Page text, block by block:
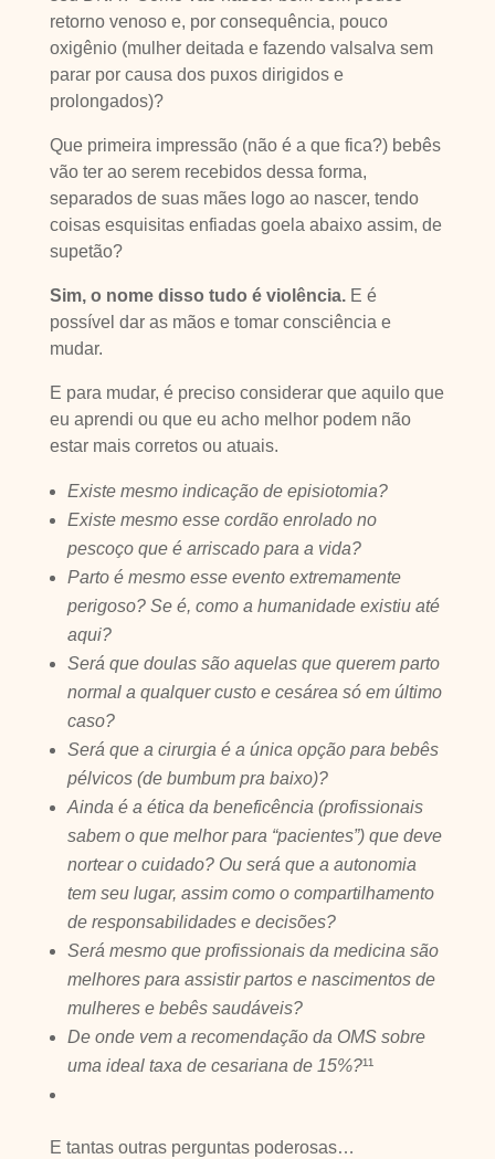
retorno venoso e, por consequência, pouco
oxigênio (mulher deitada e fazendo valsalva sem
parar por causa dos puxos dirigidos e
prolongados)?
Que primeira impressão (não é a que fica?) bebês
vão ter ao serem recebidos dessa forma,
separados de suas mães logo ao nascer, tendo
coisas esquisitas enfiadas goela abaixo assim, de
supetão?
Sim, o nome disso tudo é violência.E é
possível dar as mãos e tomar consciência e
mudar.
E para mudar, é preciso considerar que aquilo que
eu aprendi ou que eu acho melhor podem não
estar mais corretos ou atuais.
Existe mesmo indicação de episiotomia?
Existe mesmo esse cordão enrolado no
pescoço que é arriscado para a vida?
Parto é mesmo esse evento extremamente
perigoso? Se é, como a humanidade existiu até
aqui?
Será que doulas são aquelas que querem parto
normal a qualquer custo e cesárea só em último
caso?
Será que a cirurgia é a única opção para bebês
pélvicos (de bumbum pra baixo)?
Ainda é a ética da beneficência (profissionais
sabem o que melhor para “pacientes”) que deve
nortear o cuidado? Ou será que a autonomia
tem seu lugar, assim como o compartilhamento
de responsabilidades e decisões?
Será mesmo que profissionais da medicina são
melhores para assistir partos e nascimentos de
mulheres e bebês saudáveis?
De onde vem a recomendação da OMS sobre
uma ideal taxa de cesariana de 15%?¹¹
E tantas outras perguntas poderosas…